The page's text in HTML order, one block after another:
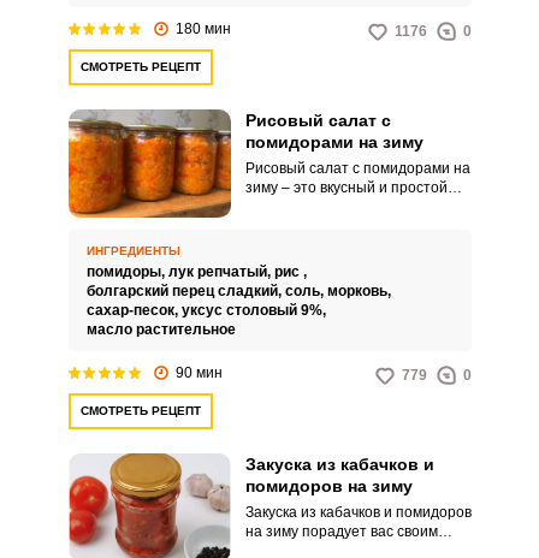
180 мин 1176 0
СМОТРЕТЬ РЕЦЕПТ
Рисовый салат с
помидорами на зиму
Рисовый салат с помидорами на
зиму – это вкусный и простой
ИНГРЕДИЕНТЫ
помидоры, лук репчатый, рис ,
болгарский перец сладкий, соль, морковь,
сахар-песок, уксус столовый 9%,
масло растительное
90 мин 779 0
СМОТРЕТЬ РЕЦЕПТ
Закуска из кабачков и
помидоров на зиму
Закуска из кабачков и помидоров
на зиму порадует вас своим